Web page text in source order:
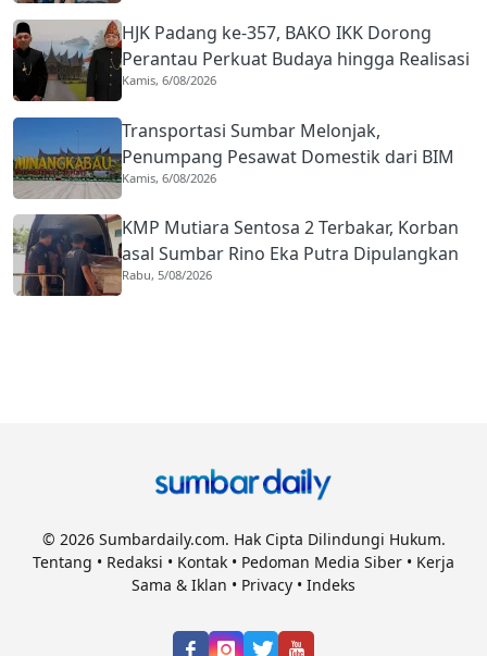
HJK Padang ke-357, BAKO IKK Dorong
Perantau Perkuat Budaya hingga Realisasi
Kota Gastronomi
Kamis, 6/08/2026
Transportasi Sumbar Melonjak,
Penumpang Pesawat Domestik dari BIM
Naik Hampir 33 Persen
Kamis, 6/08/2026
KMP Mutiara Sentosa 2 Terbakar, Korban
asal Sumbar Rino Eka Putra Dipulangkan
ke Agam
Rabu, 5/08/2026
© 2026 Sumbardaily.com. Hak Cipta Dilindungi Hukum.
Tentang • Redaksi • Kontak • Pedoman Media Siber • Kerja
Sama & Iklan • Privacy • Indeks